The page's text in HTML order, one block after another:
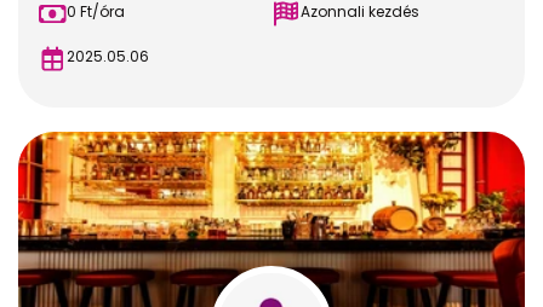
0 Ft/óra Azonnali kezdés
2025.05.06